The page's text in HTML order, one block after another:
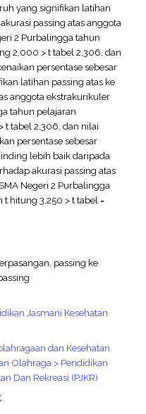
yang signifikan latihan
passing atas anggota
2 Purbalingga tahun
2,000 > t tabel 2,306, dan
persentase sebesar
latihan passing atas ke
anggota ekstrakurikuler
tahun pelajaran
t tabel 2,306, dan nilai
persentase sebesar
lebih baik daripada
akurasi passing atas
Negeri 2 Purbalingga
hitung 3,250 > t tabel =
passing ke
Jasmani Kesehatan
dan Kesehatan
Olahraga > Pendidikan
Dan Rekreasi (PJKR)